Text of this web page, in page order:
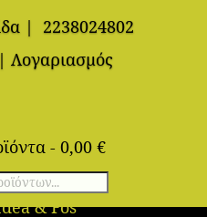
|
2238024802
| Λογαριασμός
- 0,00 €